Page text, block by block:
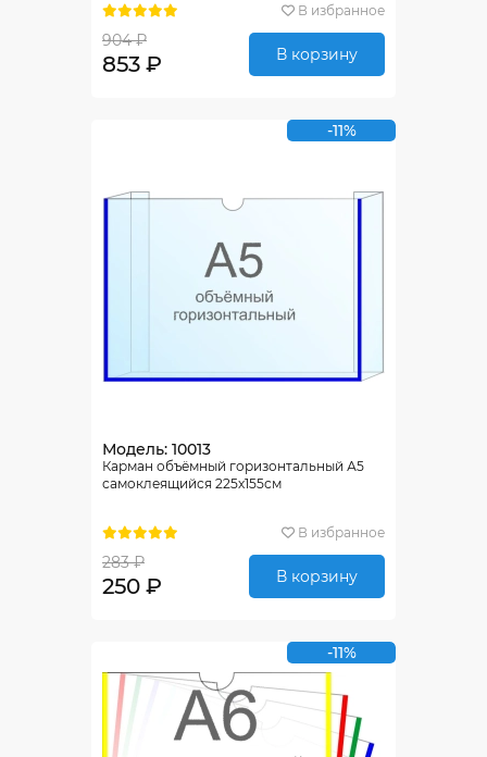
В избранное
904 ₽
853 ₽ В корзину
-11%
Модель: 10013
Карман объёмный горизонтальный А5
самоклеящийся 225х155см
В избранное
283 ₽
250 ₽ В корзину
-11%